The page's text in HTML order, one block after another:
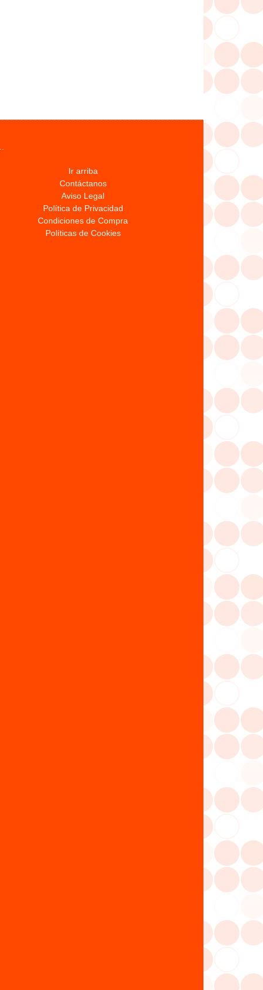
Ir arriba
Contáctanos
Aviso Legal
Política de Privacidad
Condiciones de Compra
Políticas de Cookies